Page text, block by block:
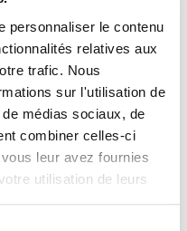
personnaliser le contenu
relatives aux
trafic. Nous
sur l'utilisation de
médias sociaux, de
combiner celles-ci
leur avez fournies
utilisation de leurs
pendant toute la
htmlvia internet.(Pas de
est possible
hors-ligne(proposé par
cybel.cnpp.com).Tous les
ouvrent un compte